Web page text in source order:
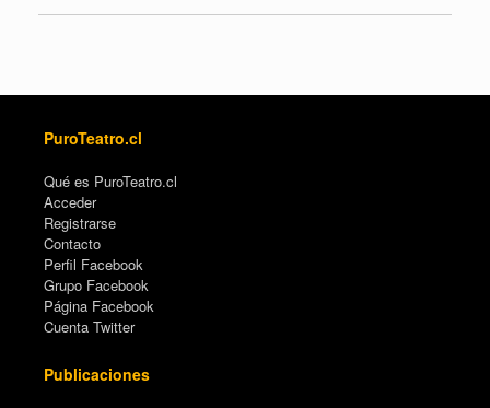
PuroTeatro.cl
Qué es PuroTeatro.cl
Acceder
Registrarse
Contacto
Perfil Facebook
Grupo Facebook
Página Facebook
Cuenta Twitter
Publicaciones